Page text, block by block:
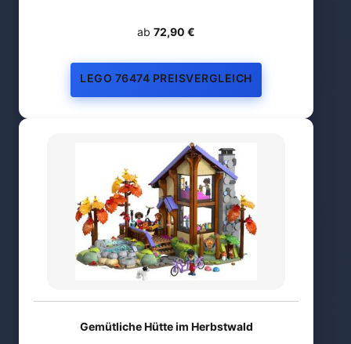
ab 72,90 €
LEGO 76474 PREISVERGLEICH
Gemütliche Hütte im Herbstwald